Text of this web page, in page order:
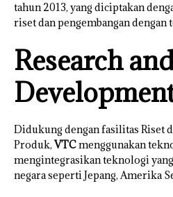
tahun 2013, yang diciptakan
riset dan pengembangan
Research
Didukung dengan fasilitas Riset
Produk,VTCmenggunakan
mengintegrasikan teknologi
negara seperti Jepang, Amerika